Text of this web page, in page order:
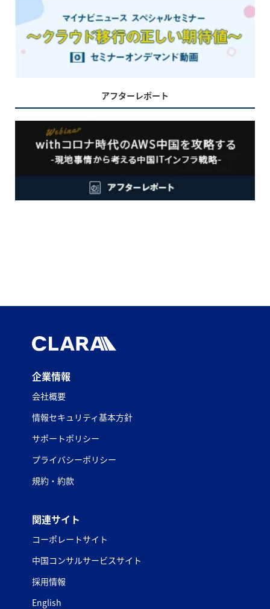
アフターレポート
企業情報
会社概要
情報セキュリティ基本方針
サポートポリシー
プライバシーポリシー
規約・約款
関連サイト
コーポレートサイト
中国コンサルサービスサイト
採用情報
English